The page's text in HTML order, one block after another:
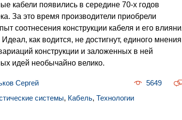
кабели появились в середине 70-х годов
За это время производители приобрели
соотнесения конструкции кабеля и его
как водится, не достигнут, единого мнения
конструкции и заложенных в ней
идей необычайно велико.
Сергей
5649
системы, Кабель, Технологии